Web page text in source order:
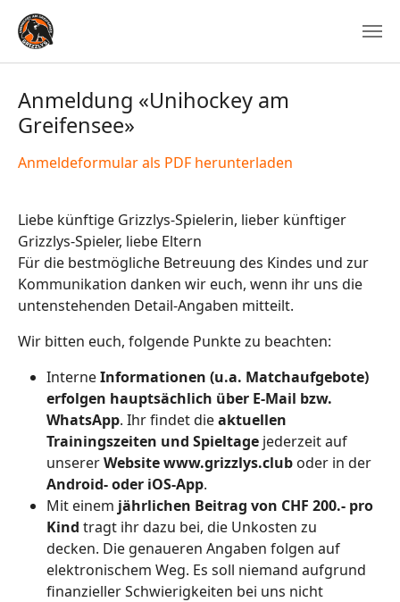
Anmeldung «Unihockey am
Greifensee»
Anmeldeformular als PDF herunterladen
Liebe künftige Grizzlys-Spielerin, lieber künftiger
Grizzlys-Spieler, liebe Eltern
Für die bestmögliche Betreuung des Kindes und zur
Kommunikation danken wir euch, wenn ihr uns die
untenstehenden Detail-Angaben mitteilt.
Wir bitten euch, folgende Punkte zu beachten:
InterneInformationen (u.a. Matchaufgebote)
erfolgen hauptsächlich über E-Mail bzw.
WhatsApp. Ihr findet dieaktuellen
Trainingszeiten und Spieltage jederzeit auf
unsererWebsite www.grizzlys.club oder in der
Android- oder iOS-App.
Mit einem jährlichen Beitrag von CHF 200.- pro
Kind tragt ihr dazu bei, die Unkosten zu
decken. Die genaueren Angaben folgen auf
elektronischem Weg. Es soll niemand aufgrund
finanzieller Schwierigkeiten bei uns nicht